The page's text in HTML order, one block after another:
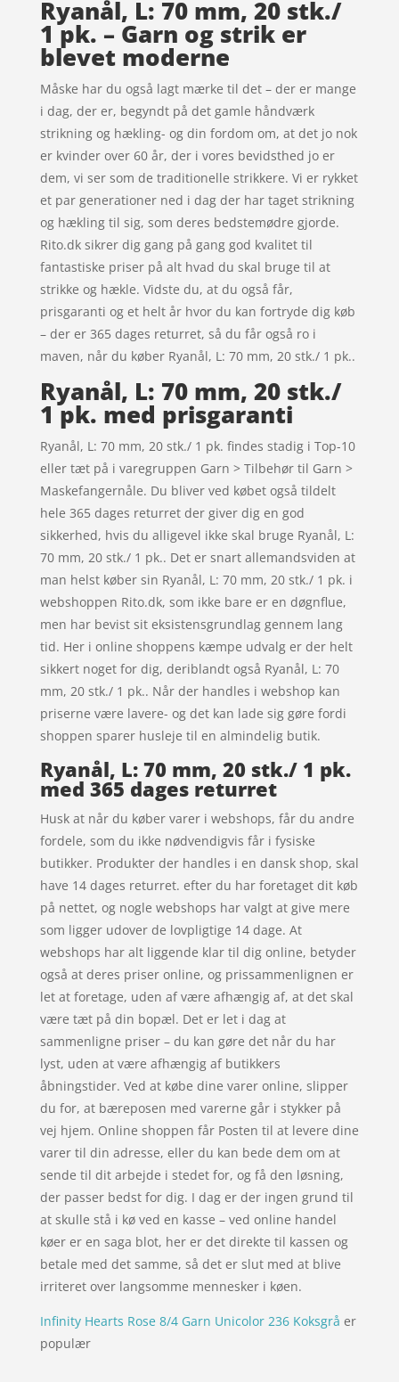
Ryanål, L: 70 mm, 20 stk./
1 pk. – Garn og strik er
blevet moderne
Måske har du også lagt mærke til det – der er mange
i dag, der er, begyndt på det gamle håndværk
strikning og hækling- og din fordom om, at det jo nok
er kvinder over 60 år, der i vores bevidsthed jo er
dem, vi ser som de traditionelle strikkere. Vi er rykket
et par generationer ned i dag der har taget strikning
og hækling til sig, som deres bedstemødre gjorde.
Rito.dk sikrer dig gang på gang god kvalitet til
fantastiske priser på alt hvad du skal bruge til at
strikke og hækle. Vidste du, at du også får,
prisgaranti og et helt år hvor du kan fortryde dig køb
– der er 365 dages returret, så du får også ro i
maven, når du køber Ryanål, L: 70 mm, 20 stk./ 1 pk..
Ryanål, L: 70 mm, 20 stk./
1 pk. med prisgaranti
Ryanål, L: 70 mm, 20 stk./ 1 pk. findes stadig i Top-10
eller tæt på i varegruppen Garn > Tilbehør til Garn >
Maskefangernåle. Du bliver ved købet også tildelt
hele 365 dages returret der giver dig en god
sikkerhed, hvis du alligevel ikke skal bruge Ryanål, L:
70 mm, 20 stk./ 1 pk.. Det er snart allemandsviden at
man helst køber sin Ryanål, L: 70 mm, 20 stk./ 1 pk. i
webshoppen Rito.dk, som ikke bare er en døgnflue,
men har bevist sit eksistensgrundlag gennem lang
tid. Her i online shoppens kæmpe udvalg er der helt
sikkert noget for dig, deriblandt også Ryanål, L: 70
mm, 20 stk./ 1 pk.. Når der handles i webshop kan
priserne være lavere- og det kan lade sig gøre fordi
shoppen sparer husleje til en almindelig butik.
Ryanål, L: 70 mm, 20 stk./ 1 pk.
med 365 dages returret
Husk at når du køber varer i webshops, får du andre
fordele, som du ikke nødvendigvis får i fysiske
butikker. Produkter der handles i en dansk shop, skal
have 14 dages returret. efter du har foretaget dit køb
på nettet, og nogle webshops har valgt at give mere
som ligger udover de lovpligtige 14 dage. At
webshops har alt liggende klar til dig online, betyder
også at deres priser online, og prissammenlignen er
let at foretage, uden af være afhængig af, at det skal
være tæt på din bopæl. Det er let i dag at
sammenligne priser – du kan gøre det når du har
lyst, uden at være afhængig af butikkers
åbningstider. Ved at købe dine varer online, slipper
du for, at bæreposen med varerne går i stykker på
vej hjem. Online shoppen får Posten til at levere dine
varer til din adresse, eller du kan bede dem om at
sende til dit arbejde i stedet for, og få den løsning,
der passer bedst for dig. I dag er der ingen grund til
at skulle stå i kø ved en kasse – ved online handel
køer er en saga blot, her er det direkte til kassen og
betale med det samme, så det er slut med at blive
irriteret over langsomme mennesker i køen.
Infinity Hearts Rose 8/4 Garn Unicolor 236 Koksgrå er
populær